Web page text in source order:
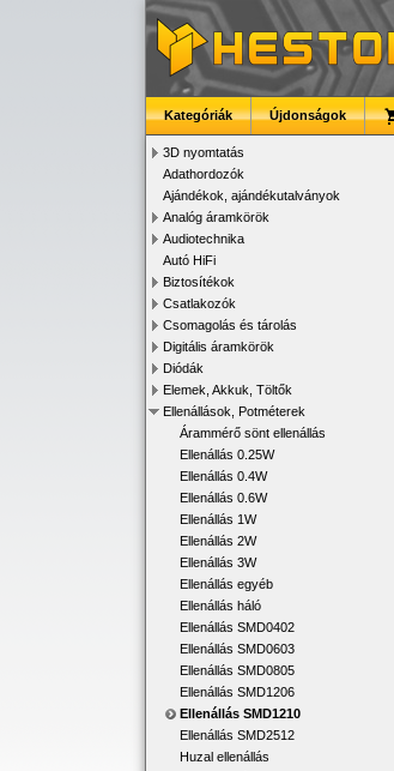
Kategóriák Újdonságok
3D nyomtatás
Adathordozók
Ajándékok, ajándékutalványok
Analóg áramkörök
Audiotechnika
Autó HiFi
Biztosítékok
Csatlakozók
Csomagolás és tárolás
Digitális áramkörök
Diódák
Elemek, Akkuk, Töltők
Ellenállások, Potméterek
Árammérő sönt ellenállás
Ellenállás 0.25W
Ellenállás 0.4W
Ellenállás 0.6W
Ellenállás 1W
Ellenállás 2W
Ellenállás 3W
Ellenállás egyéb
Ellenállás háló
Ellenállás SMD0402
Ellenállás SMD0603
Ellenállás SMD0805
Ellenállás SMD1206
Ellenállás SMD1210
Ellenállás SMD2512
Huzal ellenállás